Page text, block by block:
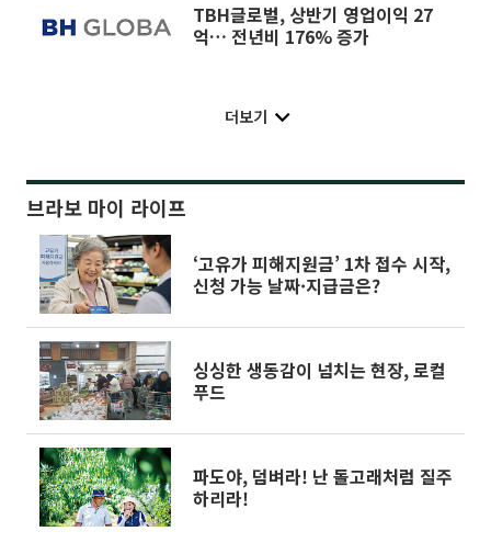
TBH글로벌, 상반기 영업이익 27
억… 전년비 176% 증가
더보기
브라보 마이 라이프
‘고유가 피해지원금’ 1차 접수 시작,
신청 가능 날짜·지급금은?
싱싱한 생동감이 넘치는 현장, 로컬
푸드
파도야, 덤벼라! 난 돌고래처럼 질주
하리라!